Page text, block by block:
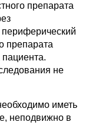
препарата
препарата
пациента.
не
иметь
неподвижно в